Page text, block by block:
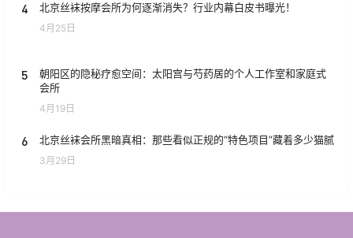
4 北京丝袜按摩会所为何逐渐消失？行业内幕白皮书曝光！
4月25日
5
朝阳区的隐秘疗愈空间：太阳宫与芍药居的个人工作室和家庭式
会所
4月19日
6 北京丝袜会所黑暗真相：那些看似正规的“特色项目”藏着多少猫腻
3月29日